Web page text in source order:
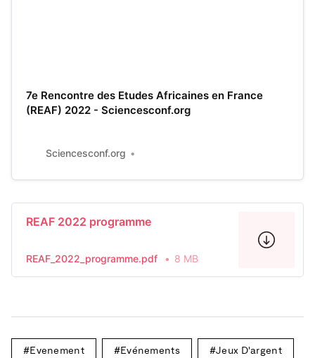
7e Rencontre des Etudes Africaines en France
(REAF) 2022 - Sciencesconf.org
Sciencesconf.org
REAF 2022 programme
REAF_2022_programme.pdf 8 MB
Evenement Evénements Jeux D'argent